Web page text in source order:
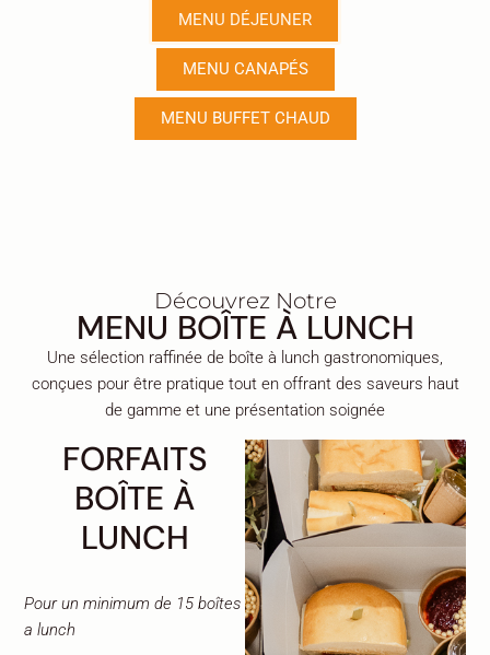
MENU DÉJEUNER
MENU CANAPÉS
MENU BUFFET CHAUD
Découvrez Notre
MENU BOÎTE À LUNCH
Une sélection raffinée de boîte à lunch gastronomiques,
conçues pour être pratique tout en offrant des saveurs haut
de gamme et une présentation soignée
FORFAITS
BOÎTE À
LUNCH
Pour un minimum de 15 boîtes
a lunch